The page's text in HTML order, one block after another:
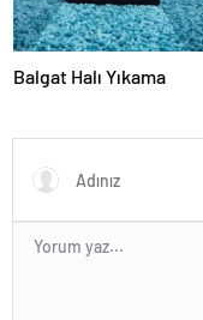
Balgat Halı Yıkama